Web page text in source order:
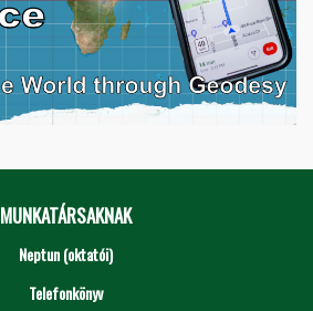
MUNKATÁRSAKNAK
Neptun (oktatói)
Telefonkönyv